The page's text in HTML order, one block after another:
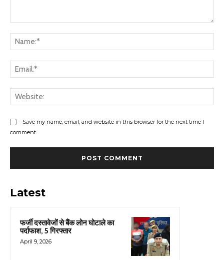
Save my name, email, and website in this browser for the next time I
comment.
Latest
फर्जी दस्तावेजों से बैंक लोन घोटाले का
पर्दाफाश, 5 गिरफ्तार
April 9, 2026